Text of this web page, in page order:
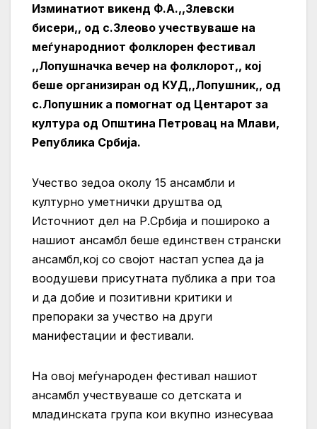
Изминатиот викенд Ф.А.,,Злевски
бисери,, од с.Злеово учествуваше на
меѓународниот фолклорен фестивал
,,Лопушначка вечер на фолклорот,, кој
беше организиран од КУД,,Лопушник,, од
с.Лопушник а помогнат од Центарот за
култура од Општина Петровац на Млави,
Република Србија.
Учество зедоа околу 15 ансамбли и
културно уметнички друштва од
Источниот дел на Р.Србија и пошироко а
нашиот ансамбл беше единствен странски
ансамбл,кој со својот настап успеа да ја
воодушеви присутната публика а при тоа
и да добие и позитивни критики и
препораки за учество на други
манифестации и фестивали.
На овој меѓународен фестивал нашиот
ансамбл учествуваше со детската и
младинската група кои вкупно изнесуваа